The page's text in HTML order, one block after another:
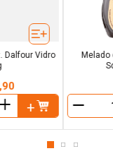
Dalfour Vidro
,90
＋
Melado